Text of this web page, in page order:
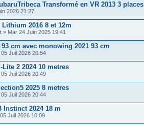
Transformé en VR 2013 3 places
2026 21:27
2016 8 et 12m
» Mar 24 Juin 2025 19:41
cm avec monowing 2021 93 cm
Juil 2026 20:54
2 2024 10 metres
Juil 2026 20:49
2025 8 metres
Juil 2026 20:44
Instinct 2024 18 m
Juil 2026 10:09